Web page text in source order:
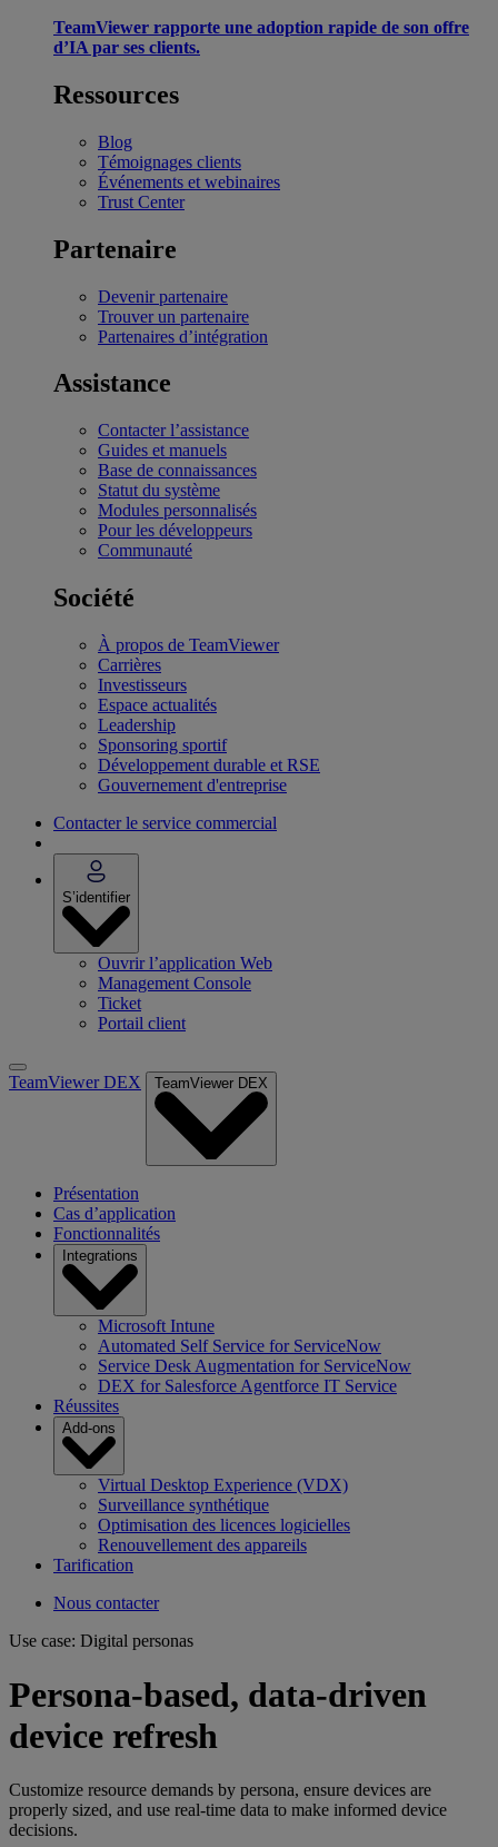
TeamViewer rapporte une adoption rapide de son offre
d’IA par ses clients.
Ressources
Blog
Témoignages clients
Événements et webinaires
Trust Center
Partenaire
Devenir partenaire
Trouver un partenaire
Partenaires d’intégration
Assistance
Contacter l’assistance
Guides et manuels
Base de connaissances
Statut du système
Modules personnalisés
Pour les développeurs
Communauté
Société
À propos de TeamViewer
Carrières
Investisseurs
Espace actualités
Leadership
Sponsoring sportif
Développement durable et RSE
Gouvernement d'entreprise
Contacter le service commercial
S’identifier
Ouvrir l’application Web
Management Console
Ticket
Portail client
TeamViewer DEX TeamViewer DEX
Présentation
Cas d’application
Fonctionnalités
Integrations
Microsoft Intune
Automated Self Service for ServiceNow
Service Desk Augmentation for ServiceNow
DEX for Salesforce Agentforce IT Service
Réussites
Add-ons
Virtual Desktop Experience (VDX)
Surveillance synthétique
Optimisation des licences logicielles
Renouvellement des appareils
Tarification
Nous contacter
Use case: Digital personas
Persona-based, data-driven
device refresh
Customize resource demands by persona, ensure devices are
properly sized, and use real-time data to make informed device
decisions.